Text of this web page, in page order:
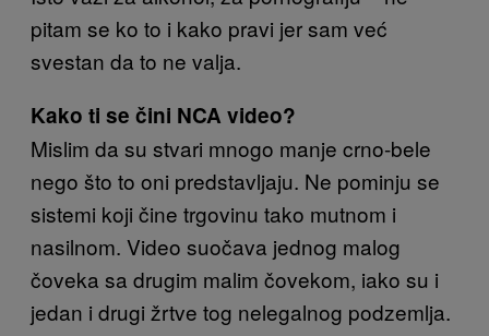
pitam se ko to i kako pravi jer sam već
svestan da to ne valja.
Kako ti se čini NCA video?
Mislim da su stvari mnogo manje crno-bele
nego što to oni predstavljaju. Ne pominju se
sistemi koji čine trgovinu tako mutnom i
nasilnom. Video suočava jednog malog
čoveka sa drugim malim čovekom, iako su i
jedan i drugi žrtve tog nelegalnog podzemlja.